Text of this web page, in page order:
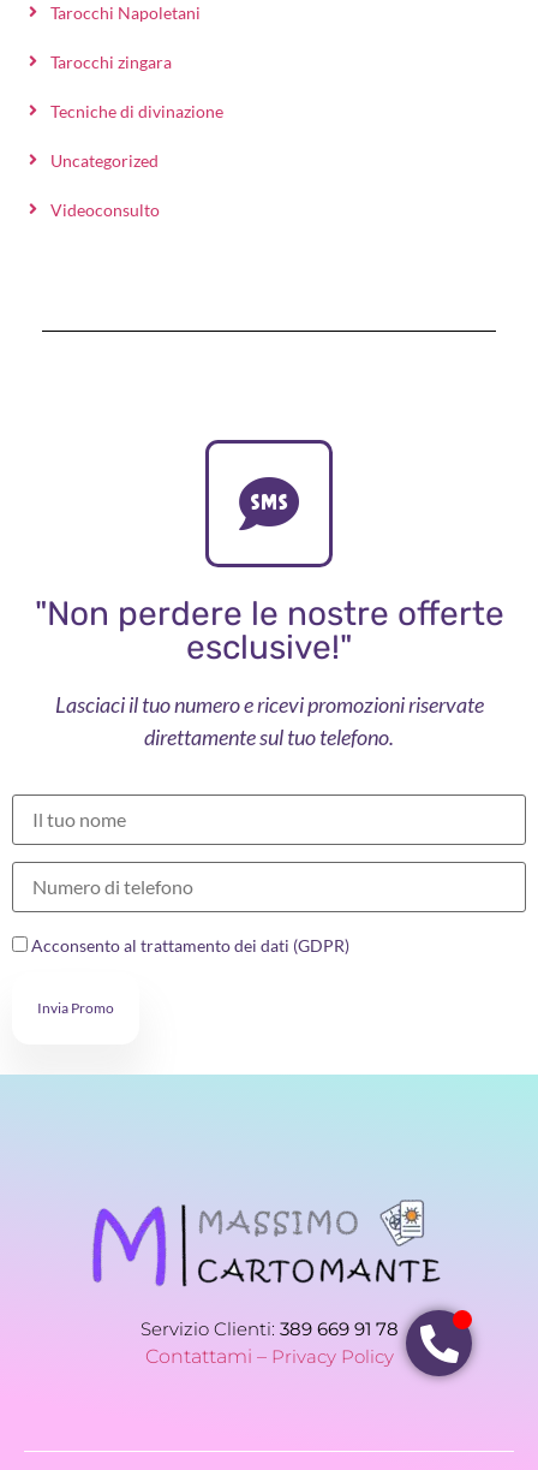
Tarocchi Napoletani
Tarocchi zingara
Tecniche di divinazione
Uncategorized
Videoconsulto
"Non perdere le nostre offerte
esclusive!"
Lasciaci il tuo numero e ricevi promozioni riservate
direttamente sul tuo telefono.
Acconsento al trattamento dei dati (GDPR)
Invia Promo
Servizio Clienti: 389 669 91 78
Contattami – Privacy Policy